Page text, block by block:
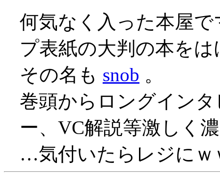
何気なく入った本屋
プ表紙の大判の本を
その名も snob 。
巻頭からロングイン
ー、VC解説等激しく
…気付いたらレジにｗ